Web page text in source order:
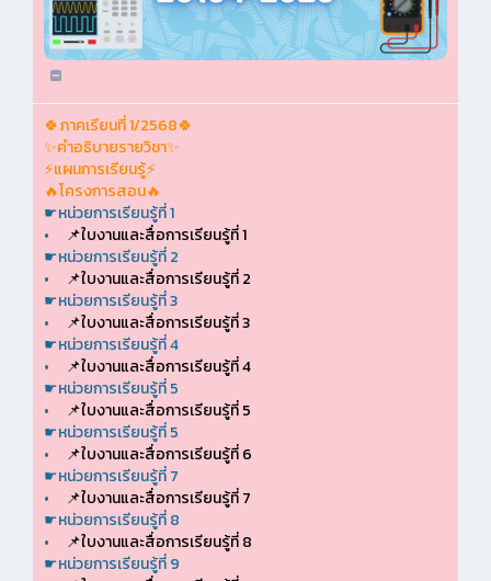
🍀ภาคเรียนที่ 1/2568🍀
✨คำอธิบายรายวิชา✨
⚡แผนการเรียนรู้⚡
🔥โครงการสอน🔥
☛หน่วยการเรียนรู้ที่ 1
•
📌ใบงานและสื่อการเรียนรู้ที่ 1
☛หน่วยการเรียนรู้ที่ 2
•
📌ใบงานและสื่อการเรียนรู้ที่ 2
☛หน่วยการเรียนรู้ที่ 3
•
📌ใบงานและสื่อการเรียนรู้ที่ 3
☛หน่วยการเรียนรู้ที่ 4
•
📌ใบงานและสื่อการเรียนรู้ที่ 4
☛หน่วยการเรียนรู้ที่ 5
•
📌ใบงานและสื่อการเรียนรู้ที่ 5
☛หน่วยการเรียนรู้ที่ 5
•
📌ใบงานและสื่อการเรียนรู้ที่ 6
☛หน่วยการเรียนรู้ที่ 7
•
📌ใบงานและสื่อการเรียนรู้ที่ 7
☛หน่วยการเรียนรู้ที่ 8
•
📌ใบงานและสื่อการเรียนรู้ที่ 8
☛หน่วยการเรียนรู้ที่ 9